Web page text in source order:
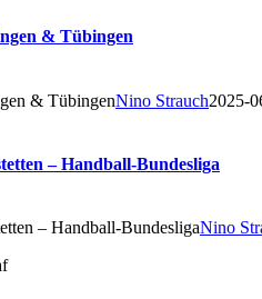
& Tübingen
& TübingenNino Strauch2025-
– Handball-Bundesliga
– Handball-BundesligaNino